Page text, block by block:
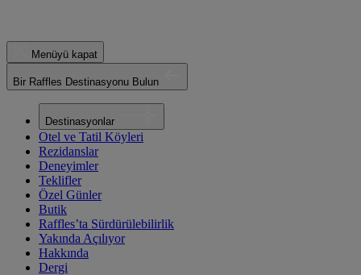
Menüyü kapat
Bir Raffles Destinasyonu Bulun
Destinasyonlar
Otel ve Tatil Köyleri
Rezidanslar
Deneyimler
Teklifler
Özel Günler
Butik
Raffles’ta Sürdürülebilirlik
Yakında Açılıyor
Hakkında
Dergi